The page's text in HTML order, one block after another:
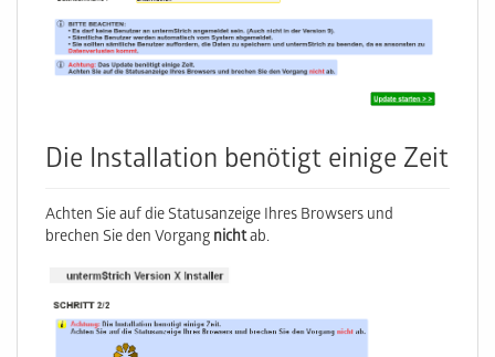
Die Installation benötigt einige Zeit
Achten Sie auf die Statusanzeige Ihres Browsers und
brechen Sie den Vorgang nichtab.